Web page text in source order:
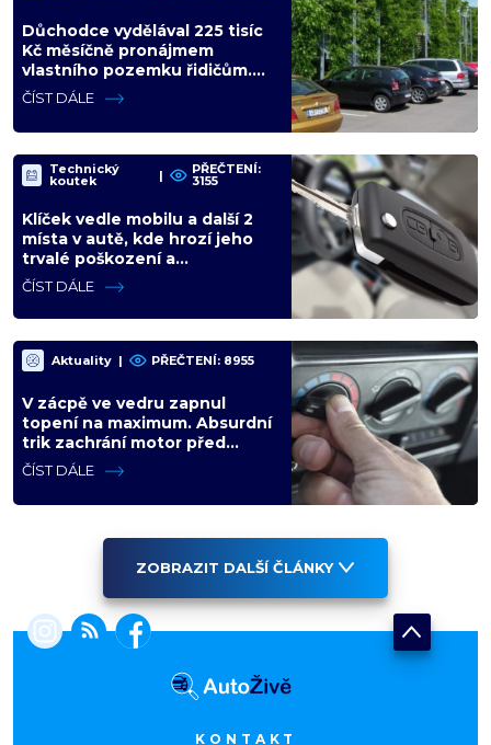
Důchodce vydělával 225 tisíc
Kč měsíčně pronájmem
vlastního pozemku řidičům.
Teď ho kvůli tomu čeká soud
ČÍST DÁLE
Technický
koutek | PŘEČTENÍ:
3155
Klíček vedle mobilu a další 2
místa v autě, kde hrozí jeho
trvalé poškození a
znefunkčnění
ČÍST DÁLE
Aktuality | PŘEČTENÍ: 8955
V zácpě ve vedru zapnul
topení na maximum. Absurdní
trik zachrání motor před
opravou za desítky tisíc
ČÍST DÁLE
ZOBRAZIT DALŠÍ ČLÁNKY
KONTAKT